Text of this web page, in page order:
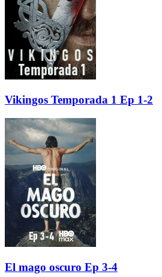
Vikingos Temporada 1 Ep 1-2
El mago oscuro Ep 3-4